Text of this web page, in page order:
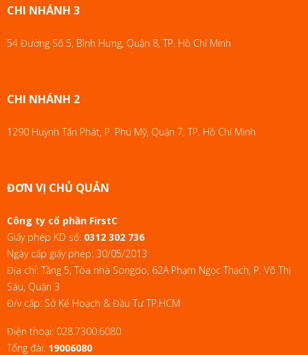
CHI NHÁNH 3
54 Đường Số 5, Bình Hưng, Quận 8, TP. Hồ Chí Minh
CHI NHÁNH 2
1290 Huỳnh Tấn Phát, P. Phú Mỹ, Quận 7, TP. Hồ Chí Minh
ĐƠN VỊ CHỦ QUẢN
Công ty cổ phần FirstC
Giấy phép KD số: 0312 302 736
Ngày cấp giấy phép: 30/05/2013
Địa chỉ: Tầng 5, Tòa nhà Songdo, 62A Phạm Ngọc Thạch, P. Võ Thị
Sáu, Quận 3
Đ/v cấp: Sở Kế Hoạch & Đầu Tư TP.HCM
Điện thoại: 028.7300.6080
Tổng đài: 19006080